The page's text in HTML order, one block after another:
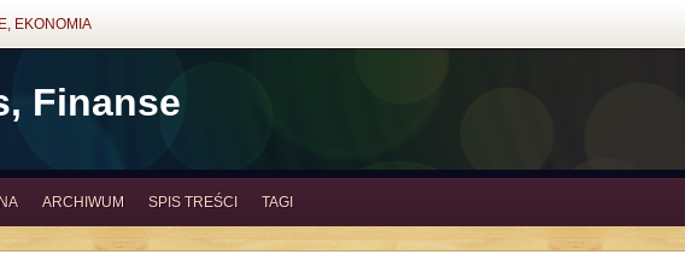
EKONOMIA
Finanse
ARCHIWUM SPIS TREŚCI TAGI